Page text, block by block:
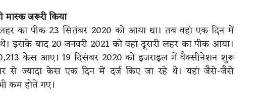
मास्क जरूरी किया
का पीक 23 सितंबर 2020 को आया था। तब वहां एक दिन में
इसके बाद 20 जनवरी 2021 को वहां दूसरी लहर का पीक आया।
केस आए। 19 दिसंबर 2020 को इजराइल में वैक्सीनेशन शुरू
से ज्यादा केस एक दिन में दर्ज किए जा रहे थे। यहां जैसे-जैसे
कम होते गए।